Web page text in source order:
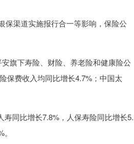
渠道实施报行合一等影响，保险公
旗下寿险、财险、养老险和健康险公
保费收入均同比增长4.7%；中国太
同比增长7.8%，人保寿险同比增长5.